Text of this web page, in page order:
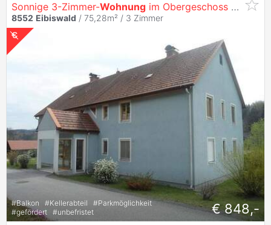
Sonnige 3-Zimmer-Wohnung im Obergeschoss mit Balkon - geförderte
8552 Eibiswald / 75,28m² / 3 Zimmer
#Balkon #Kellerabteil #Parkmöglichkeit
#gefördert #unbefristet € 848,-